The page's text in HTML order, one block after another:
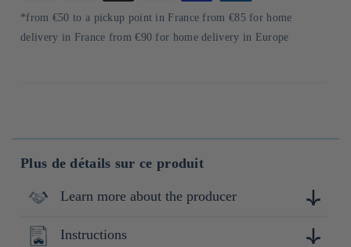
of
payment
*from €50 to a pickup point in France from €85 for home
delivery in France from €90 for home delivery in Europe
Plus de détails sur ce produit
Learn more about the producer
Uo no Ya , fondée en 1877 à Oda, Shimane, est une
Instructions